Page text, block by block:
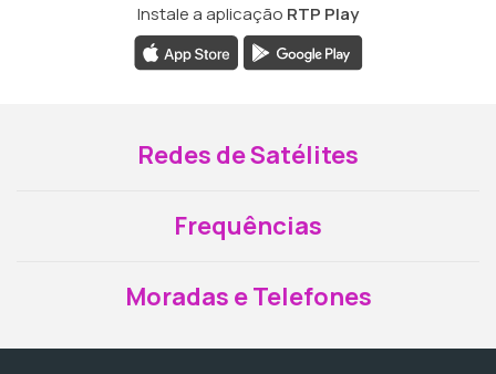
Instale a aplicação RTP Play
Redes de Satélites
Frequências
Moradas e Telefones